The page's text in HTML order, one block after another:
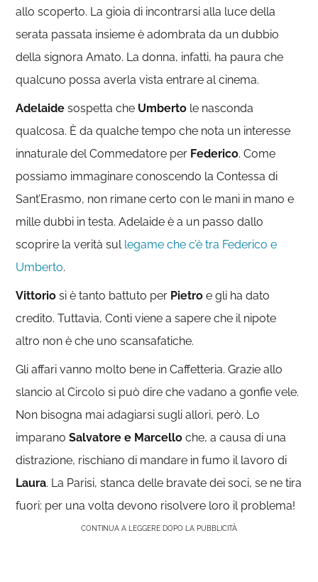
allo scoperto. La gioia di incontrarsi alla luce della
serata passata insieme è adombrata da un dubbio
della signora Amato. La donna, infatti, ha paura che
qualcuno possa averla vista entrare al cinema.
Adelaide sospetta che Umberto le nasconda
qualcosa. È da qualche tempo che nota un interesse
innaturale del Commedatore per Federico. Come
possiamo immaginare conoscendo la Contessa di
Sant’Erasmo, non rimane certo con le mani in mano e
mille dubbi in testa. Adelaide è a un passo dallo
scoprire la verità sul legame che c’è tra Federico e
Umberto.
Vittorio si è tanto battuto per Pietro e gli ha dato
credito. Tuttavia, Conti viene a sapere che il nipote
altro non è che uno scansafatiche.
Gli affari vanno molto bene in Caffetteria. Grazie allo
slancio al Circolo si può dire che vadano a gonfie vele.
Non bisogna mai adagiarsi sugli allori, però. Lo
imparanoSalvatore e Marcello che, a causa di una
distrazione, rischiano di mandare in fumo il lavoro di
Laura. La Parisi, stanca delle bravate dei soci, se ne tira
fuori: per una volta devono risolvere loro il problema!
CONTINUA A LEGGERE DOPO LA PUBBLICITÀ